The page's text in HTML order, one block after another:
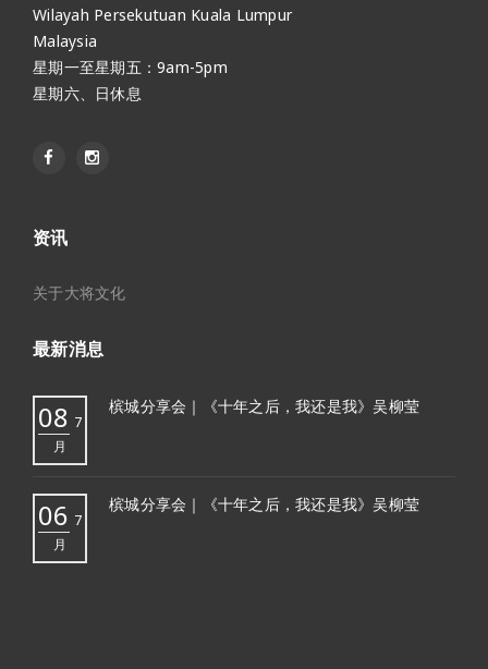
Wilayah Persekutuan Kuala Lumpur
Malaysia
星期一至星期五：9am-5pm
星期六、日休息
资讯
关于大将文化
最新消息
08 7
月
槟城分享会｜《十年之后，我还是我》吴柳莹
06 7
月
槟城分享会｜《十年之后，我还是我》吴柳莹